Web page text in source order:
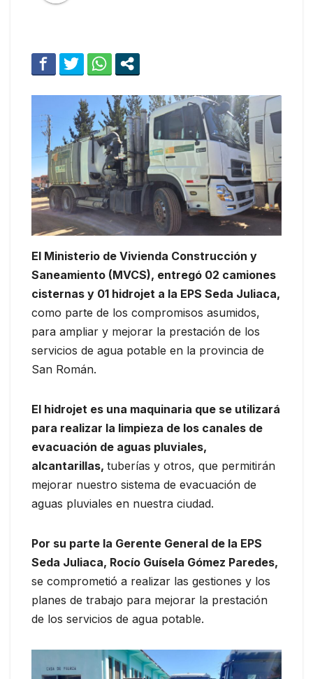
El Ministerio de Vivienda Construcción y
Saneamiento (MVCS), entregó 02 camiones
cisternas y 01 hidrojet a la EPS Seda Juliaca,
como parte de los compromisos asumidos,
para ampliar y mejorar la prestación de los
servicios de agua potable en la provincia de
San Román.
El hidrojet es una maquinaria que se utilizará
para realizar la limpieza de los canales de
evacuación de aguas pluviales,
alcantarillas, tuberías y otros, que permitirán
mejorar nuestro sistema de evacuación de
aguas pluviales en nuestra ciudad.
Por su parte la Gerente General de la EPS
Seda Juliaca, Rocío Guísela Gómez Paredes,
se comprometió a realizar las gestiones y los
planes de trabajo para mejorar la prestación
de los servicios de agua potable.